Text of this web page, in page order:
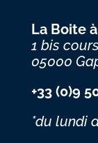
La Boite
1 bis
05000
+33 (0)9
*du lundi